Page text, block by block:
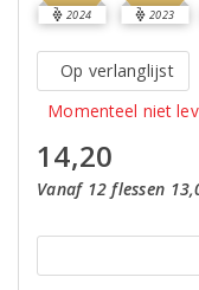
2024 2023
Op verlanglijst
Momenteel niet
14,20
Vanaf 12 flessen